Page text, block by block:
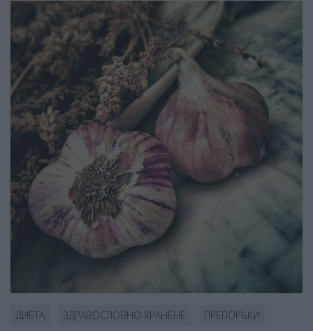
ДИЕТА ЗДРАВОСЛОВНО ХРАНЕНЕ ПРЕПОРЪКИ